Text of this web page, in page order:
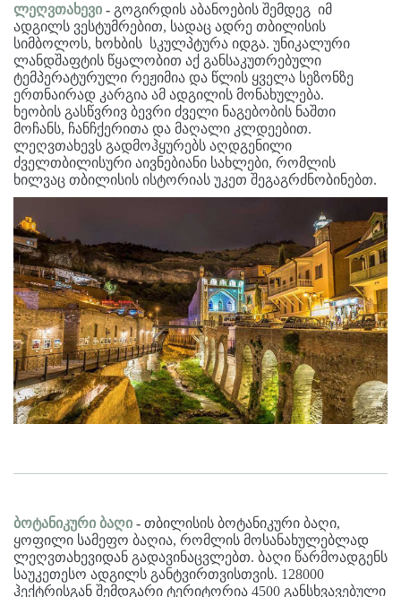
ლეღვთახევი - გოგირდის აბანოების შემდეგ იმ
ადგილს ვესტუმრებით, სადაც ადრე თბილისის
სიმბოლოს, ხოხბის სკულპტურა იდგა. უნიკალური
ლანდშაფტის წყალობით აქ განსაკუთრებული
ტემპერატურული რეჟიმია და წლის ყველა სეზონზე
ერთნაირად კარგია ამ ადგილის მონახულება.
ხეობის გასწვრივ ბევრი ძველი ნაგებობის ნაშთი
მოჩანს, ჩანჩქერითა და მაღალი კლდეებით.
ლეღვთახევს გადმოჰყურებს აღდგენილი
ძველთბილისური აივნებიანი სახლები, რომლის
ხილვაც თბილისის ისტორიას უკეთ შეგაგრძნობინებთ.
ბოტანიკური ბაღი - თბილისის ბოტანიკური ბაღი,
ყოფილი სამეფო ბაღია, რომლის მოსანახულებლად
ლეღვთახევიდან გადავინაცვლებთ. ბაღი წარმოადგენს
საუკეთესო ადგილს განტვირთვისთვის. 128000
ჰექტრისგან შემდგარი ტერიტორია 4500 განსხვავებული